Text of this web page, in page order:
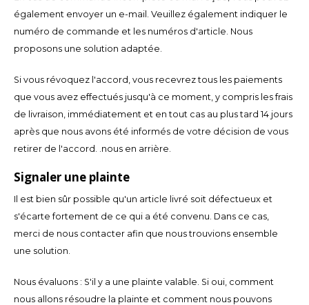
MYR
NOK
PHP
PLN
SGD
ZAR
TWD
également envoyer un e-mail. Veuillez également indiquer le
numéro de commande et les numéros d'article. Nous
proposons une solution adaptée.
Si vous révoquez l'accord, vous recevrez tous les paiements
que vous avez effectués jusqu'à ce moment, y compris les frais
de livraison, immédiatement et en tout cas au plus tard 14 jours
après que nous avons été informés de votre décision de vous
retirer de l'accord. .nous en arrière.
Signaler une plainte
Il est bien sûr possible qu'un article livré soit défectueux et
s'écarte fortement de ce qui a été convenu. Dans ce cas,
merci de nous contacter afin que nous trouvions ensemble
une solution.
Nous évaluons : S'il y a une plainte valable. Si oui, comment
nous allons résoudre la plainte et comment nous pouvons